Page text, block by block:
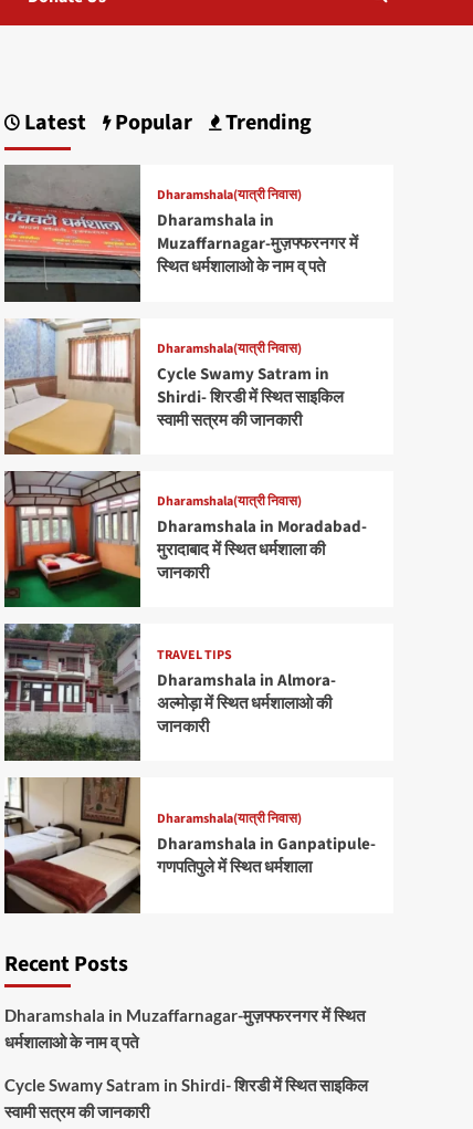
Latest Popular Trending
Dharamshala(यात्री निवास)
Dharamshala in
Muzaffarnagar-मुज़फ्फरनगर में
स्थित धर्मशालाओ के नाम व् पते
Dharamshala(यात्री निवास)
Cycle Swamy Satram in
Shirdi- शिरडी में स्थित साइकिल
स्वामी सत्रम की जानकारी
Dharamshala(यात्री निवास)
Dharamshala in Moradabad-
मुरादाबाद में स्थित धर्मशाला की
जानकारी
TRAVEL TIPS
Dharamshala in Almora-
अल्मोड़ा में स्थित धर्मशालाओ की
जानकारी
Dharamshala(यात्री निवास)
Dharamshala in Ganpatipule-
गणपतिपुले में स्थित धर्मशाला
Recent Posts
Dharamshala in Muzaffarnagar-मुज़फ्फरनगर में स्थित
धर्मशालाओ के नाम व् पते
Cycle Swamy Satram in Shirdi- शिरडी में स्थित साइकिल
स्वामी सत्रम की जानकारी